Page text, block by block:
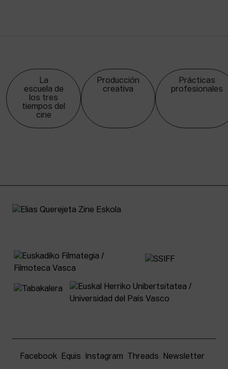
La
escuela de
los tres
tiempos del
cine
Producción
creativa
Prácticas
profesionales
Facebook Equis Instagram Threads Newsletter